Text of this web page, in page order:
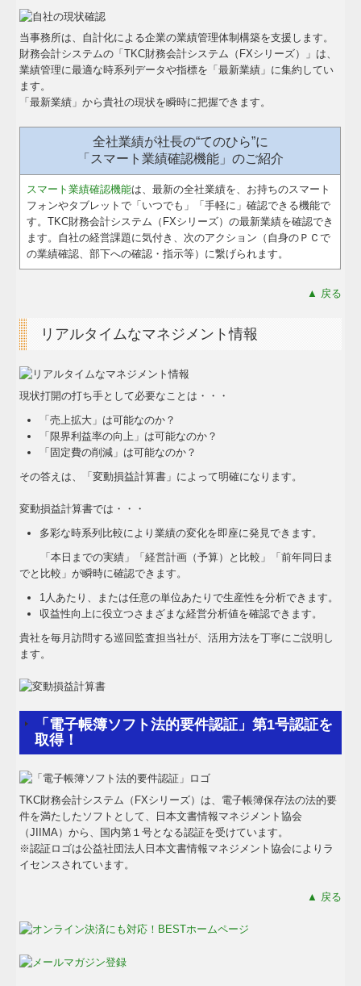
戦略財務情報システム
継続MASシステム
戦略販売・購買情報システム
戦略給与情報システム
建設業用会計情報DB
当事務所は、自計化による企業の業績管理体制構築を支援します。
財務会計システムの「TKC財務会計システム（FXシリーズ）」は、
業績管理に最適な時系列データや指標を「最新業績」に集約してい
ます。
「最新業績」から貴社の現状を瞬時に把握できます。
全社業績が社長の“てのひら”に
「スマート業績確認機能」のご紹介
スマート業績確認機能は、最新の全社業績を、お持ちのスマート
フォンやタブレットで「いつでも」「手軽に」確認できる機能で
す。TKC財務会計システム（FXシリーズ）の最新業績を確認でき
ます。自社の経営課題に気付き、次のアクション（自身のＰＣで
の業績確認、部下への確認・指示等）に繋げられます。
▲ 戻る
リアルタイムなマネジメント情報
現状打開の打ち手として必要なことは・・・
「売上拡大」は可能なのか？
「限界利益率の向上」は可能なのか？
「固定費の削減」は可能なのか？
その答えは、「変動損益計算書」によって明確になります。
変動損益計算書では・・・
多彩な時系列比較により業績の変化を即座に発見できます。
「本日までの実績」「経営計画（予算）と比較」「前年同日ま
でと比較」が瞬時に確認できます。
1人あたり、または任意の単位あたりで生産性を分析できます。
収益性向上に役立つさまざまな経営分析値を確認できます。
貴社を毎月訪問する巡回監査担当社が、活用方法を丁寧にご説明し
ます。
「電子帳簿ソフト法的要件認証」第1号認証を
取得！
TKC財務会計システム（FXシリーズ） は、電子帳簿保存法の法的要
件を満たしたソフトとして、日本文書情報マネジメント協会
（JIIMA）から、国内第１号となる認証を受けています。
※認証ロゴは公益社団法人日本文書情報マネジメント協会によりラ
イセンスされています。
▲ 戻る